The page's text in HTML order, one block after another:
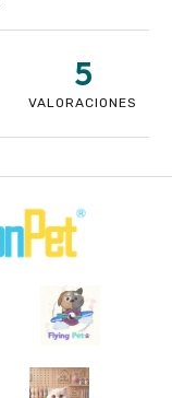
VALORACIONES
5